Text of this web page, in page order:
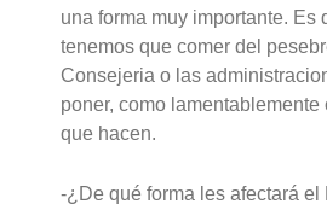
una forma muy importante. Es
tenemos que comer del
Consejeria o las
poner, como lamentablemente
que hacen.
-¿De qué forma les afectará el